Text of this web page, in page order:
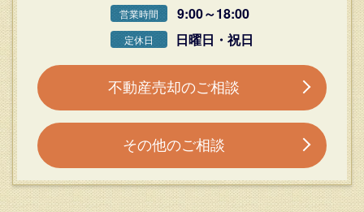
営業時間 9:00～18:00
定休日 日曜日・祝日
不動産売却のご相談
その他のご相談